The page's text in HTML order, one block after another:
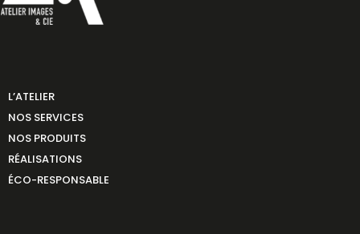
L’ATELIER
NOS SERVICES
NOS PRODUITS
RÉALISATIONS
ÉCO-RESPONSABLE